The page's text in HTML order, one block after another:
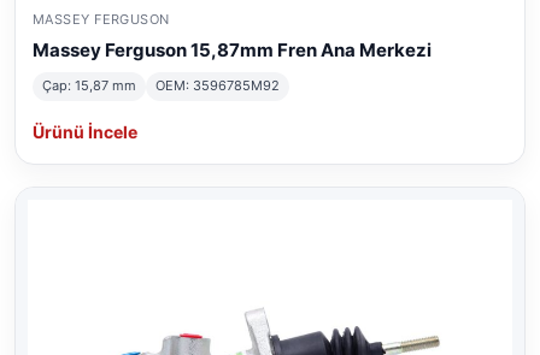
MASSEY FERGUSON
Massey Ferguson 15,87mm Fren Ana Merkezi
Çap: 15,87 mm OEM: 3596785M92
Ürünü İncele